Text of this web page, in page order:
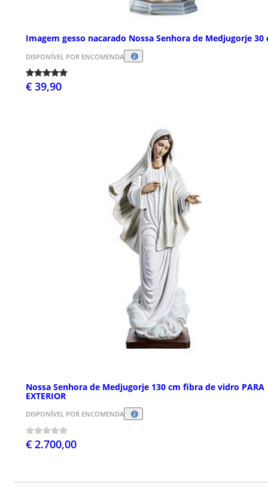
Imagem gesso nacarado Nossa Senhora de Medjugorje 30
DISPONÍVEL POR ENCOMENDA
€ 39,90
Nossa Senhora de Medjugorje 130 cm fibra de vidro PARA
EXTERIOR
DISPONÍVEL POR ENCOMENDA
€ 2.700,00